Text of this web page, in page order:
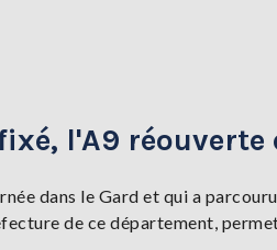
l'A9
dans le Gard et qui a
de ce département,